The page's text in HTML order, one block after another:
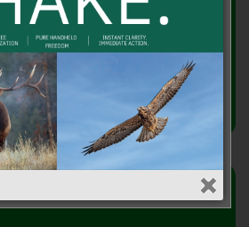
เกี่ยวกับเรา